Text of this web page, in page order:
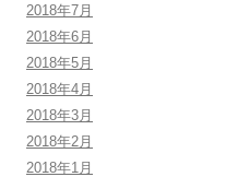
2018年7月
2018年6月
2018年5月
2018年4月
2018年3月
2018年2月
2018年1月